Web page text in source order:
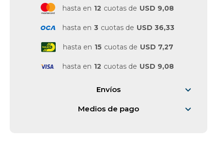
hasta en 12 cuotas de USD 9,08
hasta en 3 cuotas de USD 36,33
hasta en 15 cuotas de USD 7,27
hasta en 12 cuotas de USD 9,08
Envíos
Medios de pago
Vestimenta y calzado